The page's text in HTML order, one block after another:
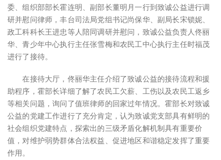
委、组织部部长霍连明、副部长董明月一行到致诚公益进行调
研并慰问律师，丰台司法局党组书记尚保华、副局长宋锁妮、
政工科科长王进忠等人陪同调研并慰问，致诚公益负责人佟丽
华、青少年中心执行主任张雪梅和农民工中心执行主任时福茂
进行了接待。
在接待大厅，佟丽华主任介绍了致诚公益的接待流程和援
助程序，霍部长详细了解了农民工欠薪、工伤以及农民工返乡
等相关问题，询问了值班律师的回家过年情况。霍部长对致诚
公益的党建工作进行了充分肯定，认为致诚党支部具有鲜明的
社会组织党建特点，探索出的三级矛盾化解机制具有重要价
值，对维护弱势群体合法权益、促进地区和谐稳定发挥了重要
作用。